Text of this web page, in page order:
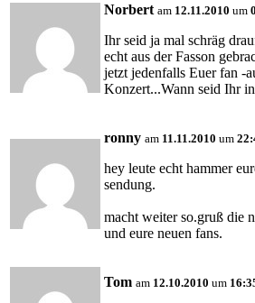
Norbert am 12.11.2010 um
Ihr seid ja mal schräg
echt aus der Fasson
jetzt jedenfalls Euer fan -
Konzert...Wann seid Ihr
ronny am 11.11.2010 um
hey leute echt hammer
sendung.
macht weiter so.gruß die
und eure neuen fans.
Tom am 12.10.2010 um